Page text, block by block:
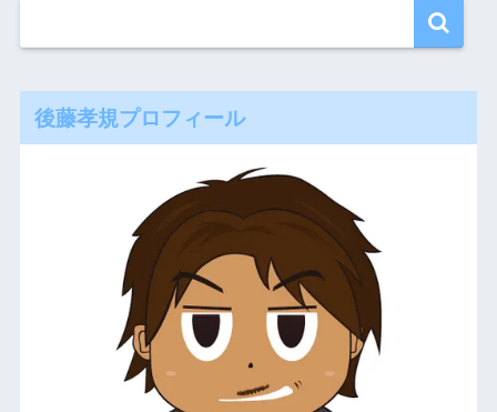
後藤孝規プロフィール